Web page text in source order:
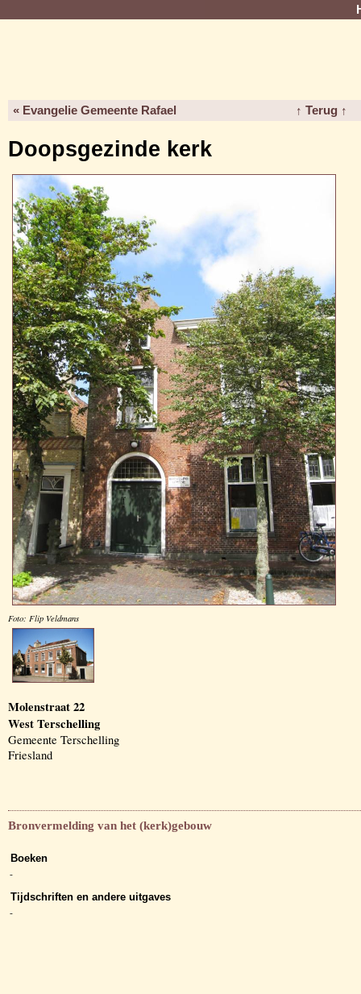
« Evangelie Gemeente Rafael ↑ Terug ↑
Doopsgezinde kerk
Foto: Flip Veldmans
Molenstraat 22
West Terschelling
Gemeente Terschelling
Friesland
Bronvermelding van het (kerk)gebouw
Boeken
-
Tijdschriften en andere uitgaves
-